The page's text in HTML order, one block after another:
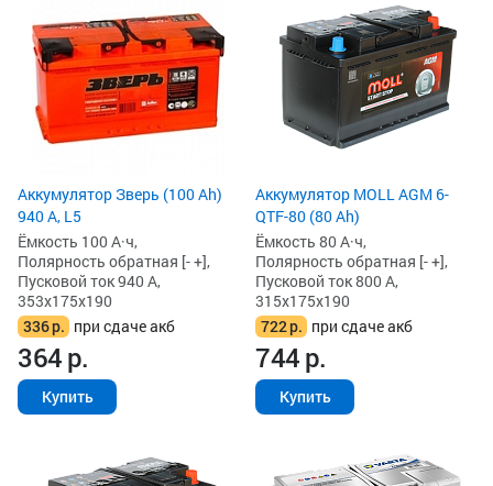
Аккумулятор Зверь (100 Ah)
940 А, L5
Ёмкость 100 А·ч,
Полярность обратная [- +],
Пусковой ток 940 А,
353x175x190
336р. при сдаче акб
364р.
Купить
Аккумулятор MOLL AGM 6-
QTF-80 (80 Ah)
Ёмкость 80 А·ч,
Полярность обратная [- +],
Пусковой ток 800 А,
315x175x190
722р. при сдаче акб
744р.
Купить